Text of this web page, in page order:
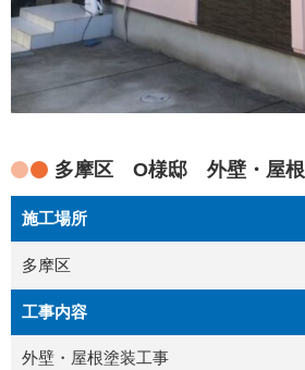
多摩区 O様邸 外壁・屋
施工場所
多摩区
工事内容
外壁・屋根塗装工事